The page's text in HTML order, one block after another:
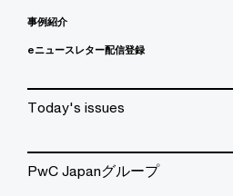
事例紹介
eニュースレター配信登録
Today's issues
PwC Japanグループ